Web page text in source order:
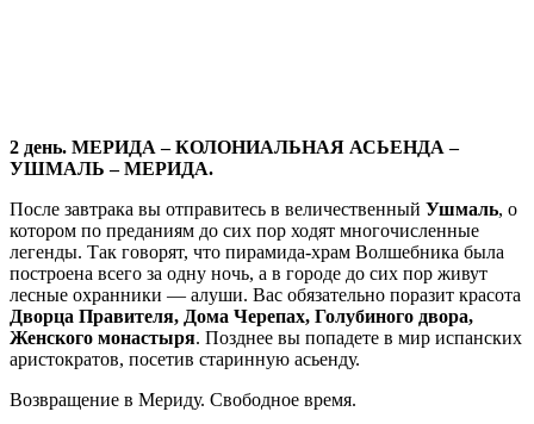
2 день. МЕРИДА – КОЛОНИАЛЬНАЯ АСЬЕНДА –
УШМАЛЬ – МЕРИДА.
После завтрака вы отправитесь в величественный Ушмаль, о
котором по преданиям до сих пор ходят многочисленные
легенды. Так говорят, что пирамида-храм Волшебника была
построена всего за одну ночь, а в городе до сих пор живут
лесные охранники — алуши. Вас обязательно поразит красота
Дворца Правителя, Дома Черепах, Голубиного двора,
Женского монастыря. Позднее вы попадете в мир испанских
аристократов, посетив старинную асьенду.
Возвращение в Мериду. Свободное время.